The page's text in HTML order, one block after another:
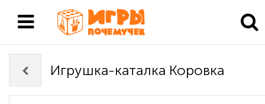
Игрушка-каталка Коровка